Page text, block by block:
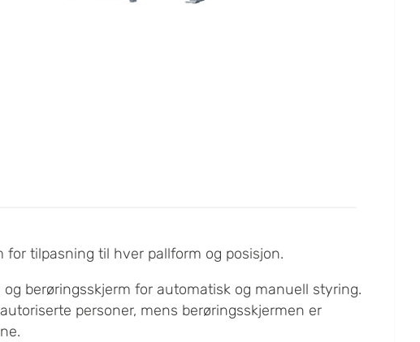
tilpasning til hver pallform og posisjon.
berøringsskjerm for automatisk og manuell styring.
personer, mens berøringsskjermen er